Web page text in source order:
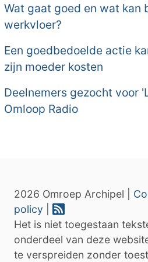
Wat gaat goed en wat kan
werkvloer?
Een goedbedoelde actie
zijn moeder kosten
Deelnemers gezocht voor
Omloop Radio
2026 Omroep Archipel |
policy
Het is niet toegestaan
onderdeel van deze
te verspreiden zonder